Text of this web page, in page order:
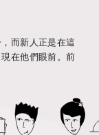
而新人正是在這
在他們眼前。前